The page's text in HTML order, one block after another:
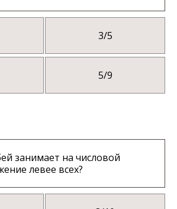
3/5
5/9
занимает на числовой
левее всех?